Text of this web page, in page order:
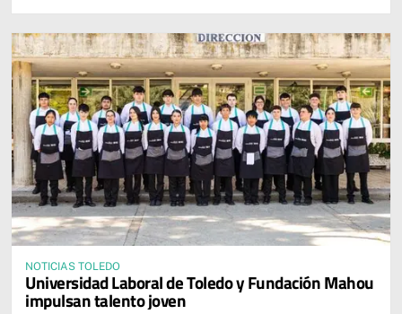
NOTICIAS TOLEDO
Universidad Laboral de Toledo y Fundación Mahou
impulsan talento joven